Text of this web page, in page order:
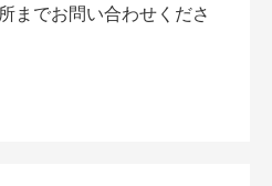
までお問い合わせくださ